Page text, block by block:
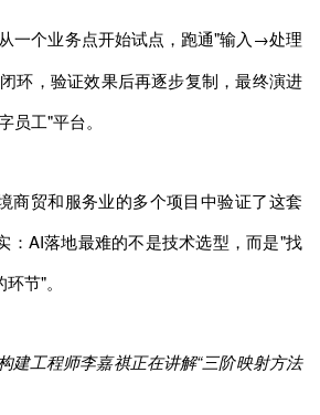
从一个业务点开始试点，跑通"输入→处理
环，验证效果后再逐步复制，最终演进
员工"平台。
商贸和服务业的多个项目中验证了这套
：AI落地最难的不是技术选型，而是"找
节"。
建工程师李嘉祺正在讲解“三阶映射方法